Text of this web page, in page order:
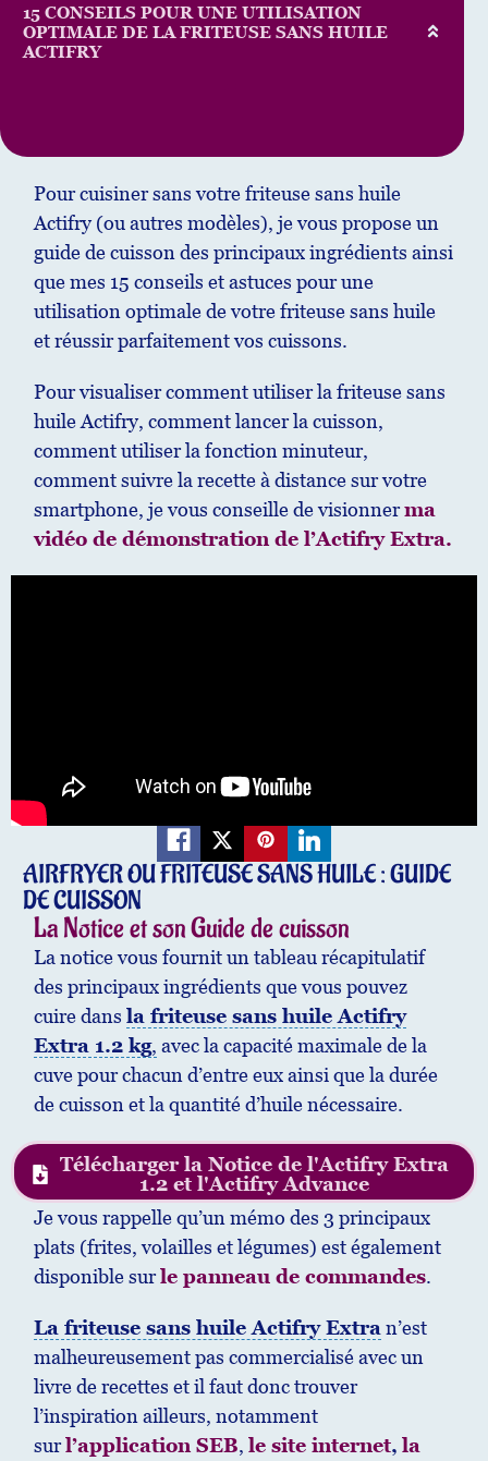
15 CONSEILS POUR UNE UTILISATION
OPTIMALE DE LA FRITEUSE SANS HUILE
ACTIFRY
Pour cuisiner sans votre friteuse sans huile
Actifry (ou autres modèles), je vous propose un
guide de cuisson des principaux ingrédients ainsi
que mes 15 conseils et astuces pour une
utilisation optimale de votre friteuse sans huile
et réussir parfaitement vos cuissons.
Pour visualiser comment utiliser la friteuse sans
huile Actifry, comment lancer la cuisson,
comment utiliser la fonction minuteur,
comment suivre la recette à distance sur votre
smartphone, je vous conseille de visionnerma
vidéo de démonstration de l’Actifry Extra.
AIRFRYER OU FRITEUSE SANS HUILE : GUIDE
DE CUISSON
La Notice et son Guide de cuisson
La notice vous fournit un tableau récapitulatif
des principaux ingrédients que vous pouvez
cuire dansla friteuse sans huile Actifry
Extra 1.2 kg, avec la capacité maximale de la
cuve pour chacun d’entre eux ainsi que la durée
de cuisson et la quantité d’huile nécessaire.
Télécharger la Notice de l'Actifry Extra
1.2 et l'Actifry Advance
Je vous rappelle qu’un mémo des 3 principaux
plats (frites, volailles et légumes) est également
disponible surle panneau de commandes.
La friteuse sans huile Actifry Extra n’est
malheureusement pas commercialisé avec un
livre de recettes et il faut donc trouver
l’inspiration ailleurs, notamment
surl’application SEB,le site internet, la